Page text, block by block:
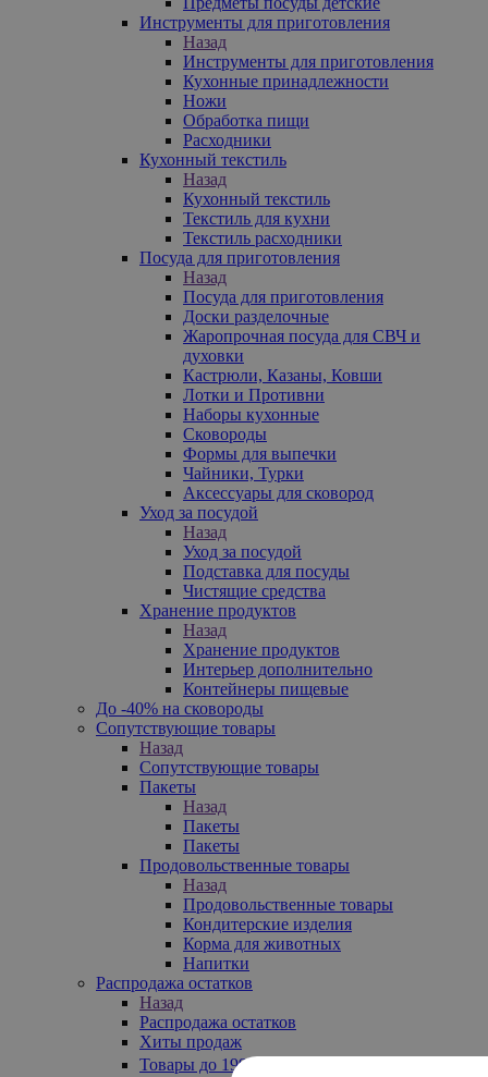
Инструменты для приготовления
Назад
Инструменты для приготовления
Кухонные принадлежности
Ножи
Обработка пищи
Расходники
Кухонный текстиль
Назад
Кухонный текстиль
Текстиль для кухни
Текстиль расходники
Посуда для приготовления
Назад
Посуда для приготовления
Доски разделочные
Жаропрочная посуда для СВЧ и
духовки
Кастрюли, Казаны, Ковши
Лотки и Противни
Наборы кухонные
Сковороды
Формы для выпечки
Чайники, Турки
Аксессуары для сковород
Уход за посудой
Назад
Уход за посудой
Подставка для посуды
Чистящие средства
Хранение продуктов
Назад
Хранение продуктов
Интерьер дополнительно
Контейнеры пищевые
До -40% на сковороды
Сопутствующие товары
Назад
Сопутствующие товары
Пакеты
Назад
Пакеты
Пакеты
Продовольственные товары
Назад
Продовольственные товары
Кондитерские изделия
Корма для животных
Напитки
Распродажа остатков
Назад
Распродажа остатков
Хиты продаж
Товары до 199₽